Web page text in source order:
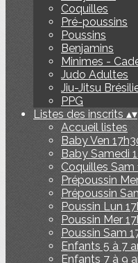
Coquilles
Pré-poussins
Poussins
Benjamins
Minimes -
Judo Adultes
Jiu-Jitsu
PPG
Listes des inscrits ▴▾
Accueil listes
Baby Ven
Baby Samedi
Coquilles Sam
Prépoussin
Prépoussin
Poussin Lun
Poussin Mer
Poussin Sam
Enfants 5 à 7
Enfants 7 à 9